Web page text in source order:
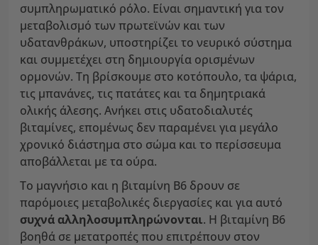
συμπληρωματικό ρόλο. Είναι σημαντική για τον
μεταβολισμό των πρωτεϊνών και των
υδατανθράκων, υποστηρίζει το νευρικό σύστημα
και συμμετέχει στη δημιουργία ορισμένων
ορμονών. Τη βρίσκουμε στο κοτόπουλο, τα ψάρια,
τις μπανάνες, τις πατάτες και τα δημητριακά
ολικής άλεσης. Ανήκει στις υδατοδιαλυτές
βιταμίνες, επομένως δεν παραμένει για μεγάλο
χρονικό διάστημα στο σώμα και το περίσσευμα
αποβάλλεται με τα ούρα.
Το μαγνήσιο και η βιταμίνη Β6 δρουν σε
παρόμοιες μεταβολικές διεργασίες και για αυτό
συχνά αλληλοσυμπληρώνονται. Η βιταμίνη Β6
βοηθά σε μετατροπές που επιτρέπουν στον